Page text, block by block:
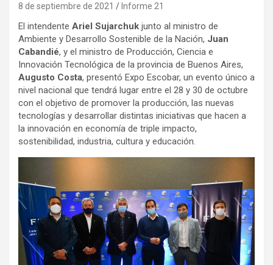
8 de septiembre de 2021 Informe 21
El intendente Ariel Sujarchuk junto al ministro de
Ambiente y Desarrollo Sostenible de la Nación, Juan
Cabandié, y el ministro de Producción, Ciencia e
Innovación Tecnológica de la provincia de Buenos Aires,
Augusto Costa, presentó Expo Escobar, un evento único a
nivel nacional que tendrá lugar entre el 28 y 30 de octubre
con el objetivo de promover la producción, las nuevas
tecnologías y desarrollar distintas iniciativas que hacen a
la innovación en economía de triple impacto,
sostenibilidad, industria, cultura y educación.